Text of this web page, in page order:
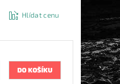
Hlídat cenu